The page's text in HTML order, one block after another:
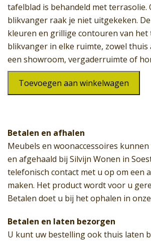
tafelblad is behandeld met terrasolie.
blikvanger raak je niet uitgekeken.
kleuren en grillige contouren van het
blikvanger in elke ruimte, zowel
een showroom, vergaderruimte of
SW-Toevoegen aan winkelwagen
Betalen en afhalen
Meubels en woonaccessoires
en afgehaald bij Silvijn Wonen in
telefonisch contact met u op om een
maken. Het product wordt voor u
Betalen doet u bij het ophalen in
Betalen en laten bezorgen
U kunt uw bestelling ook thuis laten